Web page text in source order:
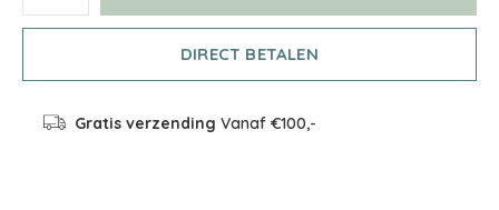
DIRECT BETALEN
Gratis verzending Vanaf €100,-